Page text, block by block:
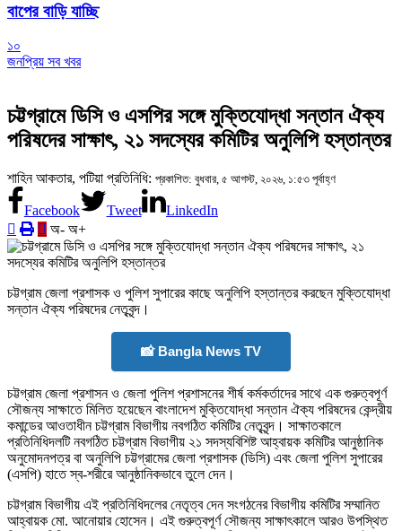
বাপের বাড়ি যাচ্ছি
১০
জনপ্রিয় সব খবর
চট্টগ্রামে ডিসি ও এসপির সঙ্গে মুক্তিযোদ্ধা সন্তান ঐক্য
পরিষদের সাক্ষাৎ, ২১ সদস্যের কমিটির অনুলিপি হস্তান্তর
শাহিন আকতার, পটিয়া প্রতিনিধি: প্রকাশিত: বুধবার, ৫ আগস্ট, ২০২৬, ১:৫৩ পূর্বাহ্ণ
Facebook Tweet
LinkedIn
অ- অ+
চট্টগ্রাম জেলা প্রশাসক ও পুলিশ সুপারের কাছে অনুলিপি হস্তান্তর করছেন মুক্তিযোদ্ধা
সন্তান ঐক্য পরিষদের নেতৃবৃন্দ।
📸 Bangla News TV
চট্টগ্রাম জেলা প্রশাসন ও জেলা পুলিশ প্রশাসনের শীর্ষ কর্মকর্তাদের সাথে এক গুরুত্বপূর্ণ
সৌজন্য সাক্ষাতে মিলিত হয়েছেন বাংলাদেশ মুক্তিযোদ্ধা সন্তান ঐক্য পরিষদের কেন্দ্রীয়
কমান্ডের আওতাধীন চট্টগ্রাম বিভাগীয় নবগঠিত কমিটির নেতৃবৃন্দ। সাক্ষাতকালে
প্রতিনিধিদলটি নবগঠিত চট্টগ্রাম বিভাগীয় ২১ সদস্যবিশিষ্ট আহ্বায়ক কমিটির আনুষ্ঠানিক
অনুমোদনপত্র বা অনুলিপি চট্টগ্রামের জেলা প্রশাসক (ডিসি) এবং জেলা পুলিশ সুপারের
(এসপি) হাতে স্ব-শরীরে আনুষ্ঠানিকভাবে তুলে দেন।
চট্টগ্রাম বিভাগীয় এই প্রতিনিধিদলের নেতৃত্ব দেন সংগঠনের বিভাগীয় কমিটির সম্মানিত
আহ্বায়ক মো. আনোয়ার হোসেন। এই গুরুত্বপূর্ণ সৌজন্য সাক্ষাৎকালে আরও উপস্থিত